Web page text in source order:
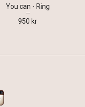
You can - Ring
950 kr